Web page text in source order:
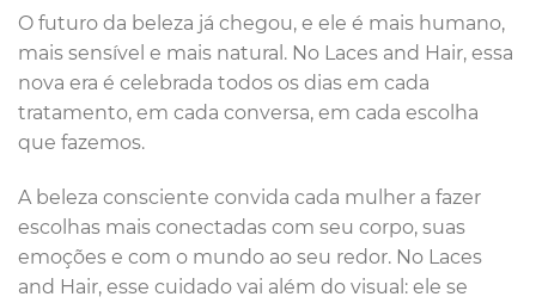
O futuro da beleza já chegou, e ele é mais humano,
mais sensível e mais natural. No Laces and Hair, essa
nova era é celebrada todos os dias em cada
tratamento, em cada conversa, em cada escolha
que fazemos.
A beleza consciente convida cada mulher a fazer
escolhas mais conectadas com seu corpo, suas
emoções e com o mundo ao seu redor. No Laces
and Hair, esse cuidado vai além do visual: ele se